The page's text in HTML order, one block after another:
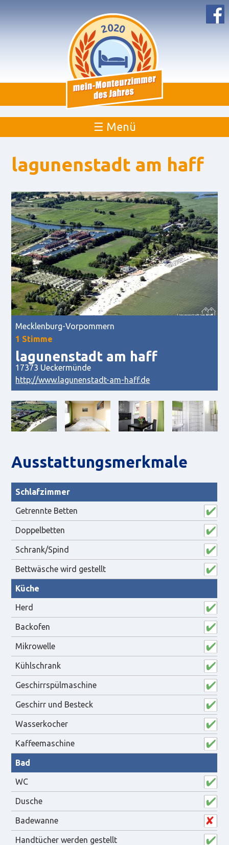
☰ Menü
lagunenstadt am haff
Mecklenburg-Vorpommern
1 Stimme
lagunenstadt am haff
17373 Ueckermünde
http://www.lagunenstadt-am-haff.de
Aus­statt­ungs­merk­male
Schlafzimmer
Getrennte Betten
Doppelbetten
Schrank/Spind
Bettwäsche wird gestellt
Küche
Herd
Backofen
Mikrowelle
Kühlschrank
Geschirrspülmaschine
Geschirr und Besteck
Wasserkocher
Kaffeemaschine
Bad
WC
Dusche
Badewanne
Handtücher werden gestellt